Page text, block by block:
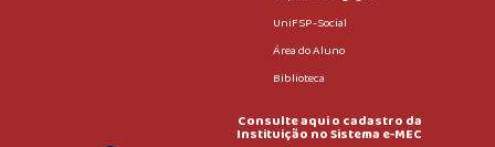
UniFSP-Social
Área do Aluno
Biblioteca
Consulte aqui o cadastro da
Instituição no Sistema e-MEC